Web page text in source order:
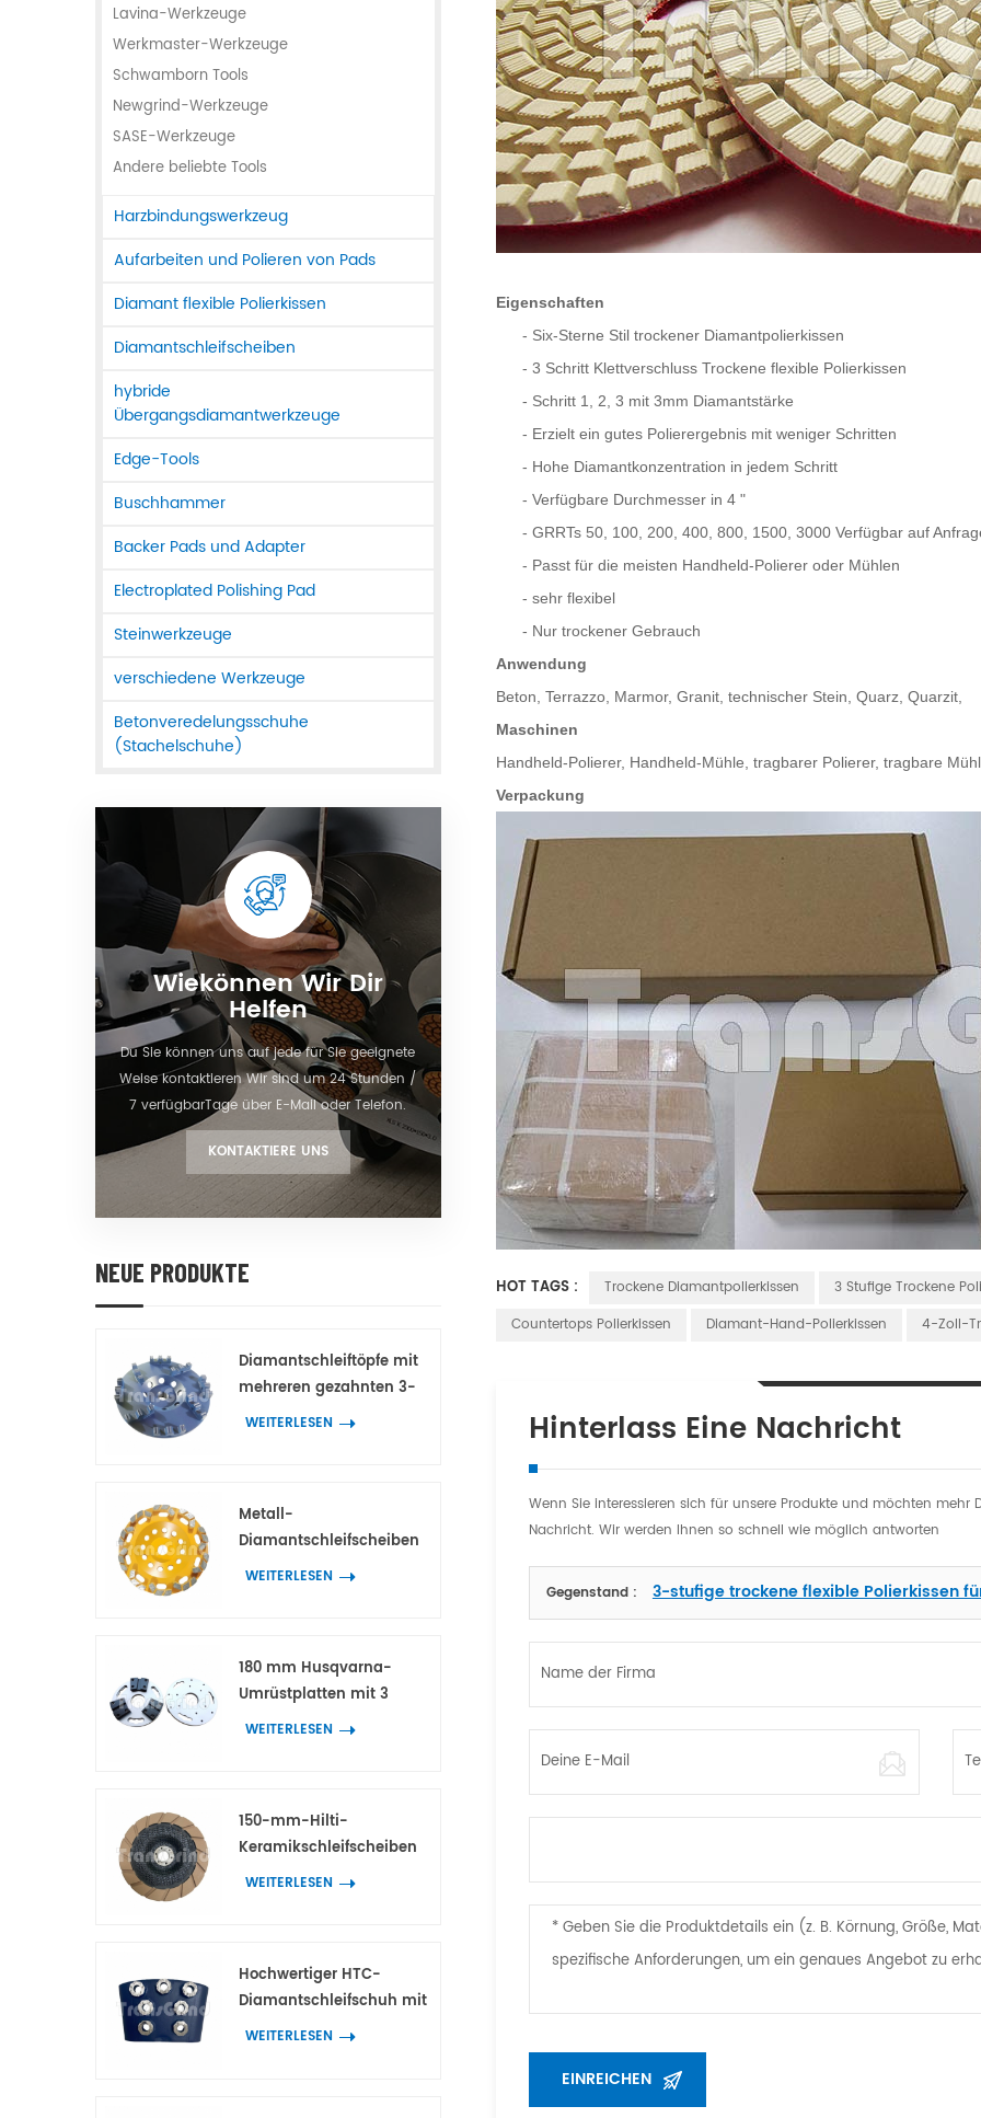
Lavina-Werkzeuge
Werkmaster-Werkzeuge
Schwamborn Tools
Newgrind-Werkzeuge
SASE-Werkzeuge
Andere beliebte Tools
Harzbindungswerkzeug
Aufarbeiten und Polieren von Pads
Diamant flexible Polierkissen
Diamantschleifscheiben
hybride
Übergangsdiamantwerkzeuge
Edge-Tools
Buschhammer
Backer Pads und Adapter
Electroplated Polishing Pad
Steinwerkzeuge
verschiedene Werkzeuge
Betonveredelungsschuhe
(Stachelschuhe)
Wiekönnen Wir Dir
Helfen
Du Sie können uns auf jede für Sie geeignete
Weise kontaktieren Wir sind um 24 Stunden /
7 verfügbarTage über E-Mail oder Telefon.
KONTAKTIERE UNS
NEUE PRODUKTE
Diamantschleiftöpfe mit
mehreren gezahnten 3-
Spitzen-Doppelzahn-
WEITERLESEN
Metall-
Diamantschleifscheiben
mit bogenförmigen
WEITERLESEN
180 mm Husqvarna-
Umrüstplatten mit 3
Adaptern für HTC- und
WEITERLESEN
150-mm-Hilti-
Keramikschleifscheiben
für die
WEITERLESEN
Hochwertiger HTC-
Diamantschleifschuh mit
7 Blumenringsegmenten
WEITERLESEN
Eigenschaften
- Six-Sterne Stil trockener Diamantpolierkissen
- 3 Schritt Klettverschluss Trockene flexible Polierkissen
- Schritt 1, 2, 3 mit 3mm Diamantstärke
- Erzielt ein gutes Polierergebnis mit weniger Schritten
- Hohe Diamantkonzentration in jedem Schritt
- Verfügbare Durchmesser in 4 "
- GRRTs 50, 100, 200, 400, 800, 1500, 3000 Verfügbar auf
- Passt für die meisten Handheld-Polierer oder Mühlen
- sehr flexibel
- Nur trockener Gebrauch
Anwendung
Beton, Terrazzo, Marmor, Granit, technischer Stein, Quarz, Quarzit,
Maschinen
Handheld-Polierer, Handheld-Mühle, tragbarer Polierer, tragbare
Verpackung
HOT TAGS : Trockene Diamantpolierkissen
3 Stufige Trockene
Countertops Polierkissen
Diamant-Hand-Polierkissen 4-Zoll-
Hinterlass Eine Nachricht
Wenn Sie interessieren sich für unsere Produkte und möchten mehr
Nachricht. Wir werden Ihnen so schnell wie möglich antworten
Gegenstand : 3-stufige trockene flexible Polierkissen